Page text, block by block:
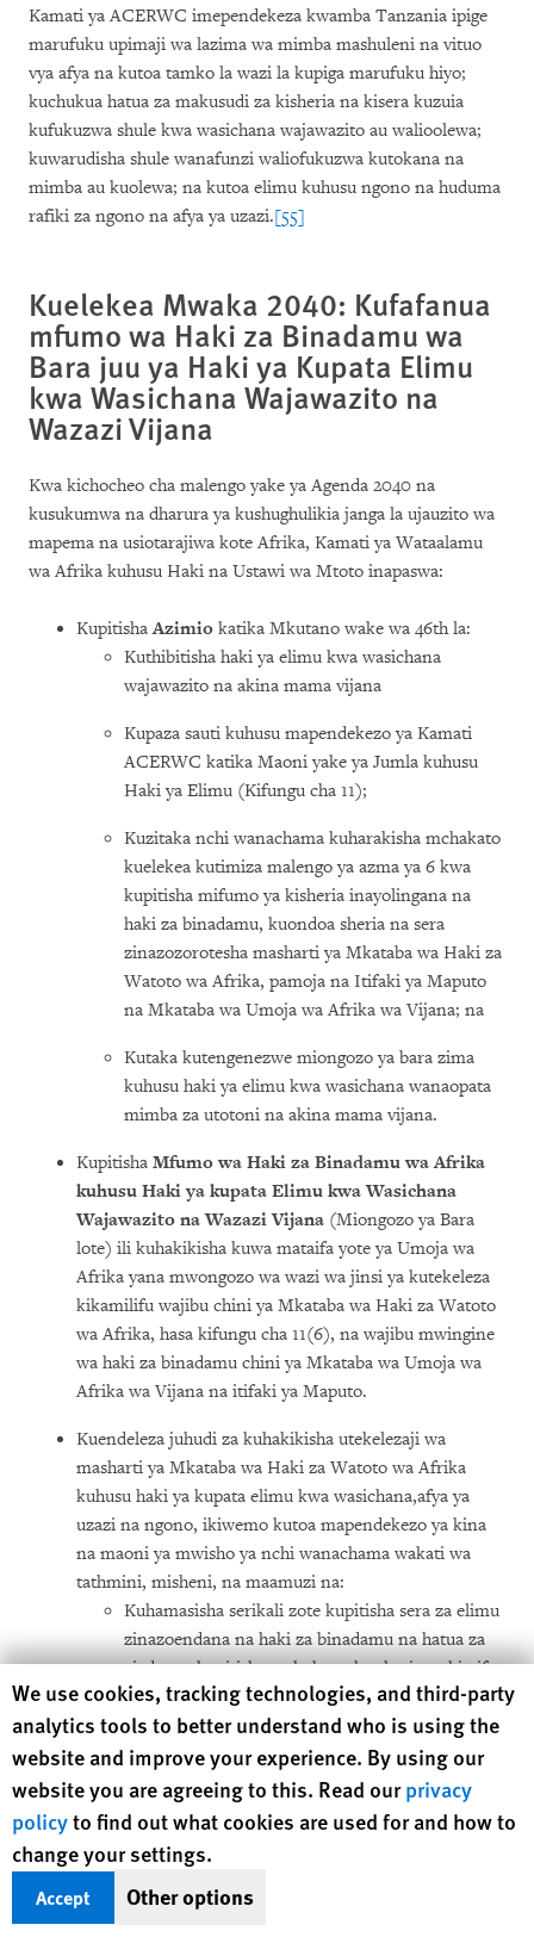
Kamati ya ACERWC imependekeza kwamba Tanzania ipige
marufuku upimaji wa lazima wa mimba mashuleni na vituo
vya afya na kutoa tamko la wazi la kupiga marufuku hiyo;
kuchukua hatua za makusudi za kisheria na kisera kuzuia
kufukuzwa shule kwa wasichana wajawazito au walioolewa;
kuwarudisha shule wanafunzi waliofukuzwa kutokana na
mimba au kuolewa; na kutoa elimu kuhusu ngono na huduma
rafiki za ngono na afya ya uzazi.[55]
Kuelekea Mwaka 2040: Kufafanua
mfumo wa Haki za Binadamu wa
Bara juu ya Haki ya Kupata Elimu
kwa Wasichana Wajawazito na
Wazazi Vijana
Kwa kichocheo cha malengo yake ya Agenda 2040 na
kusukumwa na dharura ya kushughulikia janga la ujauzito wa
mapema na usiotarajiwa kote Afrika, Kamati ya Wataalamu
wa Afrika kuhusu Haki na Ustawi wa Mtoto inapaswa:
KupitishaAzimio katika Mkutano wake wa 46th la:
Kuthibitisha haki ya elimu kwa wasichana
wajawazito na akina mama vijana
Kupaza sauti kuhusu mapendekezo ya Kamati
ACERWC katika Maoni yake ya Jumla kuhusu
Haki ya Elimu (Kifungu cha 11);
Kuzitaka nchi wanachama kuharakisha mchakato
kuelekea kutimiza malengo ya azma ya 6 kwa
kupitisha mifumo ya kisheria inayolingana na
haki za binadamu, kuondoa sheria na sera
zinazozorotesha masharti ya Mkataba wa Haki za
Watoto wa Afrika, pamoja na Itifaki ya Maputo
na Mkataba wa Umoja wa Afrika wa Vijana; na
Kutaka kutengenezwe miongozo ya bara zima
kuhusu haki ya elimu kwa wasichana wanaopata
mimba za utotoni na akina mama vijana.
Kupitisha Mfumo wa Haki za Binadamu wa Afrika
kuhusu Haki ya kupata Elimu kwa Wasichana
Wajawazito na Wazazi Vijana (Miongozo ya Bara
lote) ili kuhakikisha kuwa mataifa yote ya Umoja wa
Afrika yana mwongozo wa wazi wa jinsi ya kutekeleza
kikamilifu wajibu chini ya Mkataba wa Haki za Watoto
wa Afrika, hasa kifungu cha 11(6), na wajibu mwingine
wa haki za binadamu chini ya Mkataba wa Umoja wa
Afrika wa Vijana na itifaki ya Maputo.
Kuendeleza juhudi za kuhakikisha utekelezaji wa
masharti ya Mkataba wa Haki za Watoto wa Afrika
kuhusu haki ya kupata elimu kwa wasichana,afya ya
uzazi na ngono, ikiwemo kutoa mapendekezo ya kina
na maoni ya mwisho ya nchi wanachama wakati wa
tathmini, misheni, na maamuzi na:
Kuhamasisha serikali zote kupitisha sera za elimu
zinazoendana na haki za binadamu na hatua za
ziada, na kupitisha au kuboresha sheria za kitaifa
ili kuainisha kinga za wazi za haki za wasichana
wanaojifungua na akina mama vijana za kupata
elimu, na kuhakikisha usawa na kutowabagua
wanafunzi wanaojifungua au kuwa na watoto.
Kuyahimiza mataifa yote wanachama kutenga
fedha za kutosha kuhakikisha utekelezaji na
ufanikishaji wa sera za elimu na hatua za ziada.
Human Rights Watch cookie preferences
We use cookies, tracking technologies, and third-party
analytics tools to better understand who is using the
website and improve your experience. By using our
website you are agreeing to this. Read ourprivacy
policyto find out what cookies are used for and how to
change your settings.
Accept Other options